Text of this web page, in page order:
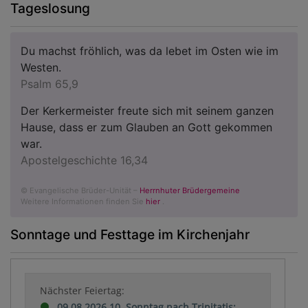
Tageslosung
Du machst fröhlich, was da lebet im Osten wie im
Westen.
Psalm 65,9
Der Kerkermeister freute sich mit seinem ganzen
Hause, dass er zum Glauben an Gott gekommen
war.
Apostelgeschichte 16,34
© Evangelische Brüder-Unität – Herrnhuter Brüdergemeine
Weitere Informationen finden Sie hier .
Sonntage und Festtage im Kirchenjahr
Nächster Feiertag: